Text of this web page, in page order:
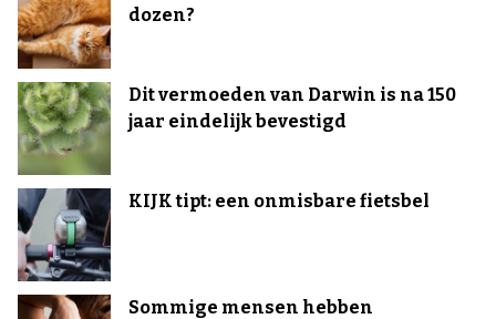
dozen?
Dit vermoeden van Darwin is na 150
jaar eindelijk bevestigd
KIJK tipt: een onmisbare fietsbel
Sommige mensen hebben